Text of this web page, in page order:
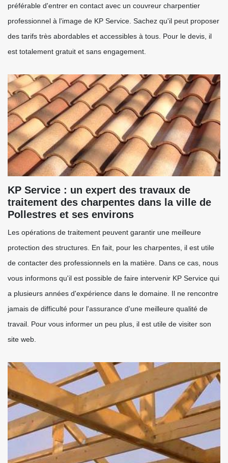
préférable d'entrer en contact avec un couvreur charpentier
professionnel à l'image de KP Service. Sachez qu'il peut proposer
des tarifs très abordables et accessibles à tous. Pour le devis, il
est totalement gratuit et sans engagement.
KP Service : un expert des travaux de
traitement des charpentes dans la ville de
Pollestres et ses environs
Les opérations de traitement peuvent garantir une meilleure
protection des structures. En fait, pour les charpentes, il est utile
de contacter des professionnels en la matière. Dans ce cas, nous
vous informons qu'il est possible de faire intervenir KP Service qui
a plusieurs années d'expérience dans le domaine. Il ne rencontre
jamais de difficulté pour l'assurance d'une meilleure qualité de
travail. Pour vous informer un peu plus, il est utile de visiter son
site web.